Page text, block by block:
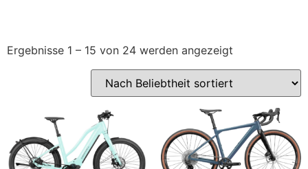
Ergebnisse 1 – 15 von 24 werden angezeigt